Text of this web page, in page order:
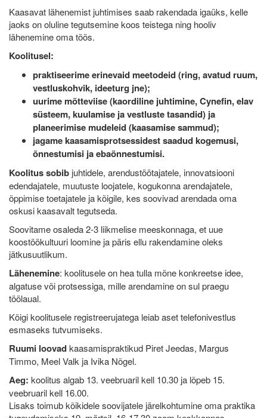
Kaasavat lähenemist juhtimises saab rakendada igaüks, kelle
jaoks on oluline tegutsemine koos teistega ning hooliv
lähenemine oma töös.
Koolitusel:
praktiseerime erinevaid meetodeid (ring, avatud ruum,
vestluskohvik, ideeturg jne);
uurime mõtteviise (kaordiline juhtimine, Cynefin, elav
süsteem, kuulamise ja vestluste tasandid) ja
planeerimise mudeleid (kaasamise sammud);
jagame kaasamisprotsessidest saadud kogemusi,
õnnestumisi ja ebaõnnestumisi.
Koolitus sobib juhtidele, arendustöötajatele, innovatsiooni
edendajatele, muutuste loojatele, kogukonna arendajatele,
õppimise toetajatele ja kõigile, kes soovivad arendada oma
oskusi kaasavalt tegutseda.
Soovitame osaleda 2-3 liikmelise meeskonnaga, et uue
koostöökultuuri loomine ja päris ellu rakendamine oleks
jätkusuutlikum.
Lähenemine: koolitusele on hea tulla mõne konkreetse idee,
algatuse või protsessiga, mille arendamine on sul praegu
töölaual.
Kõigi koolitusele registreerujatega leiab aset telefonivestlus
esmaseks tutvumiseks.
Ruumi loovadkaasamispraktikud Piret Jeedas, Margus
Timmo, Meel Valk ja Ivika Nõgel.
Aeg: koolitus algab 13. veebruaril kell 10.30 ja lõpeb 15.
veebruaril kell 16.00.
Lisaks toimub kõikidele soovijatele järelkohtumine oma praktika